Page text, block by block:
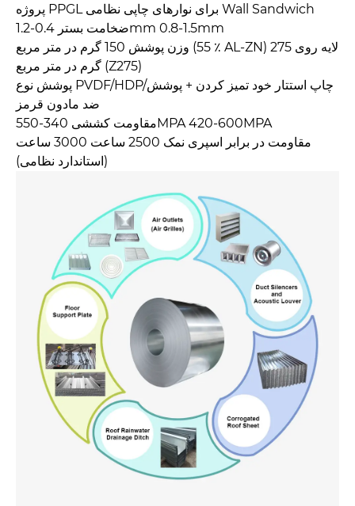
پروژه PPGL برای نوارهای چاپی نظامی Wall Sandwich
ضخامت بستر 0.4-1.2mm 0.8-1.5mm
وزن پوشش 150 گرم در متر مربع (55 ٪ AL-ZN) لایه روی 275
گرم در متر مربع (Z275)
پوشش نوع PVDF/HDP/چاپ استتار خود تمیز کردن + پوشش
ضد مادون قرمز
مقاومت کششی 340-550MPA 420-600MPA
مقاومت در برابر اسپری نمک 2500 ساعت 3000 ساعت
(استاندارد نظامی)